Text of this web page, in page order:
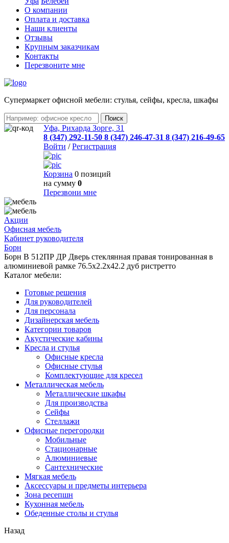
О компании
Оплата и доставка
Наши клиенты
Отзывы
Крупным заказчикам
Контакты
Перезвоните мне
Cупермаркет офисной мебели: стулья, сейфы, кресла, шкафы
Уфа, Рихарда Зорге, 31
8 (347) 292-11-50 8 (347) 246-47-31 8 (347) 216-49-65
Войти /Регистрация
Корзина 0 позиций
на сумму 0
Перезвони мне
Акции
Офисная мебель
Кабинет руководителя
Борн
Борн B 512ПР ДР Дверь стеклянная правая тонированная в
алюминиевой рамке 76.5х2.2х42.2 дуб ристретто
Каталог мебели:
Готовые решения
Для руководителей
Для персонала
Дизайнерская мебель
Категории товаров
Акустические кабины
Кресла и стулья
Офисные кресла
Офисные стулья
Комплектующие для кресел
Металлическая мебель
Металлические шкафы
Для производства
Сейфы
Стеллажи
Офисные перегородки
Мобильные
Стационарные
Алюминиевые
Сантехнические
Мягкая мебель
Аксессуары и предметы интерьера
Зона ресепшн
Кухонная мебель
Обеденные столы и стулья
Назад